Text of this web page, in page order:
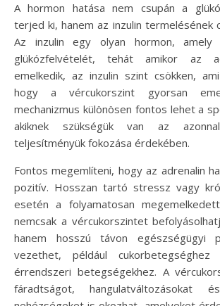
A hormon hatása nem csupán a
terjed ki, hanem az inzulin termelésének
Az inzulin egy olyan hormon,
glükózfelvételét, tehát amikor az
emelkedik, az inzulin szint csökken,
hogy a vércukorszint gyorsan
mechanizmus különösen fontos lehet a
akiknek szükségük van az
teljesítményük fokozása érdekében.
Fontos megemlíteni, hogy az adrenalin
pozitív. Hosszan tartó stressz vagy
esetén a folyamatosan
nemcsak a vércukorszintet
hanem hosszú távon egészségügyi
vezethet, például
érrendszeri betegségekhez. A
fáradtságot, hangulatváltozásokat